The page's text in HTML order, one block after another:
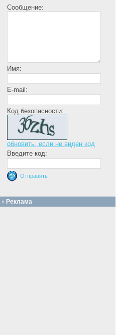
Сообщение:
Имя:
E-mail:
Код безопасности:
обновить, если не виден код
Введите код:
Реклама